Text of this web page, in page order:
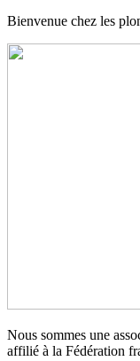
Bienvenue chez les
Nous sommes une
affilié à la Fédération